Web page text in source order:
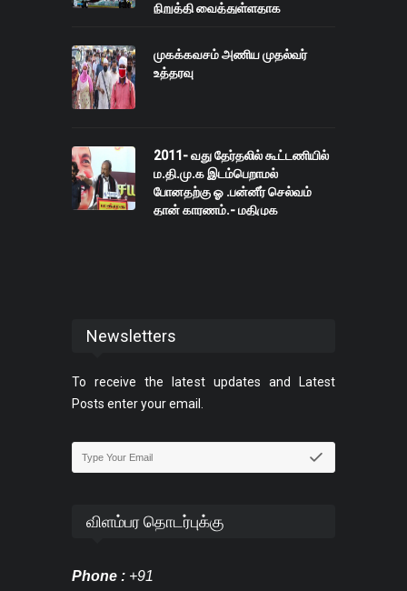
நிறுத்தி வைத்துள்ளதாக
முகக்கவசம் அணிய முதல்வர்
உத்தரவு
2011- வது தேர்தலில் கூட்டணியில்
ம.தி.மு.க இடம்பெறாமல்
போனதற்கு ஓ .பன்னீர் செல்வம்
தான் காரணம்.- மதிமுக
Newsletters
To receive the latest updates and Latest
Posts enter your email.
விளம்பர தொடர்புக்கு
Phone : +91